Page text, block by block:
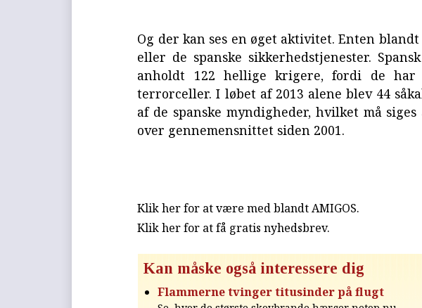
Og der kan ses en øget aktivitet. Enten
eller de spanske sikkerhedstjenester.
anholdt 122 hellige krigere, fordi de har
terrorceller. I løbet af 2013 alene blev 44
af de spanske myndigheder, hvilket må
over gennemensnittet siden 2001.
Klik her for at være med blandt AMIGOS.
Klik her for at få gratis nyhedsbrev.
Kan måske også interessere dig
Flammerne tvinger titusinder på flugt